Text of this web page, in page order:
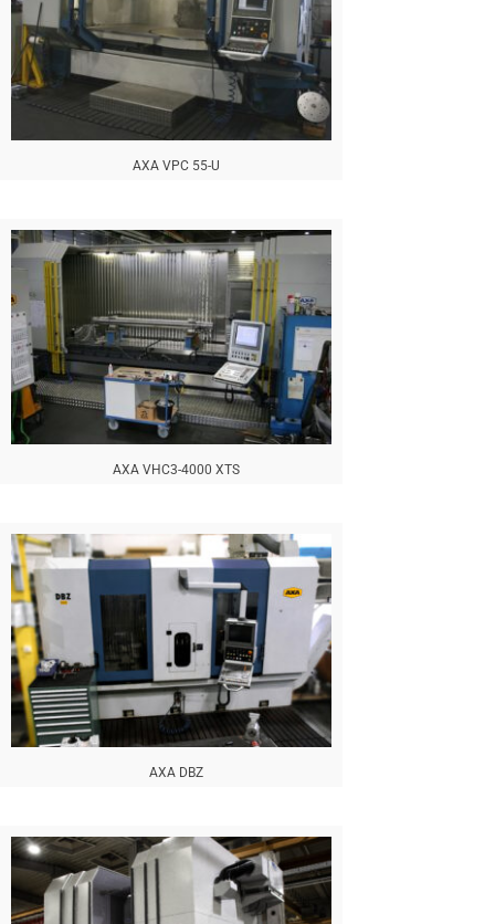
AXA VPC 55-U
AXA VHC3-4000 XTS
AXA DBZ